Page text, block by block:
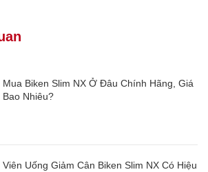
Mua Biken Slim NX Ở Đâu Chính Hãng, Giá
Bao Nhiêu?
Viên Uống Giảm Cân Biken Slim NX Có Hiệu